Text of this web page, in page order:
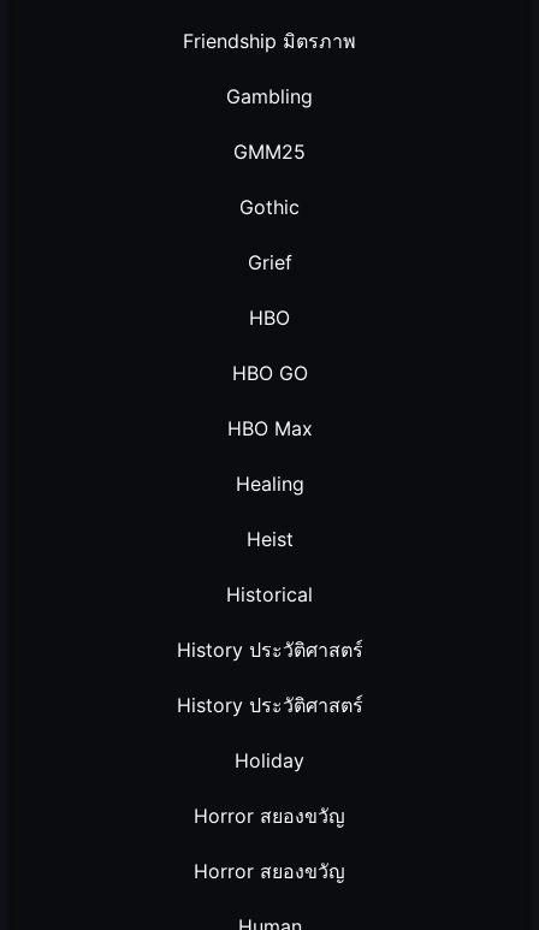
Friendship มิตรภาพ
Gambling
GMM25
Gothic
Grief
HBO
HBO GO
HBO Max
Healing
Heist
Historical
History ประวัติศาสตร์
History ประวัติศาสตร์
Holiday
Horror สยองขวัญ
Horror สยองขวัญ